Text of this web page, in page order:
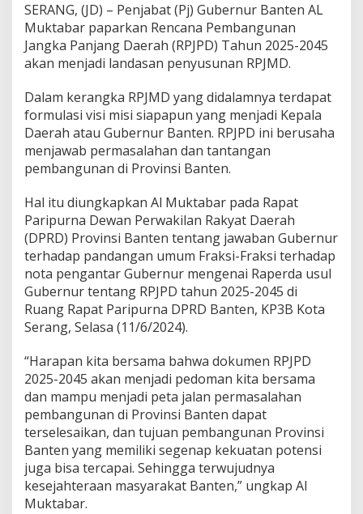
u
i
R
a
e
r
d
R
e
c
a
a
P
e
m
b
n
u
n
a
J
a
n
g
a
SERANG, (JD) – Penjabat (Pj) Gubernur Banten AL
Muktabar paparkan Rencana Pembangunan
Jangka Panjang Daerah (RPJPD) Tahun 2025-2045
akan menjadi landasan penyusunan RPJMD.
Dalam kerangka RPJMD yang didalamnya terdapat
formulasi visi misi siapapun yang menjadi Kepala
Daerah atau Gubernur Banten. RPJPD ini berusaha
menjawab permasalahan dan tantangan
pembangunan di Provinsi Banten.
Hal itu diungkapkan Al Muktabar pada Rapat
Paripurna Dewan Perwakilan Rakyat Daerah
(DPRD) Provinsi Banten tentang jawaban Gubernur
terhadap pandangan umum Fraksi-Fraksi terhadap
nota pengantar Gubernur mengenai Raperda usul
Gubernur tentang RPJPD tahun 2025-2045 di
Ruang Rapat Paripurna DPRD Banten, KP3B Kota
Serang, Selasa (11/6/2024).
“Harapan kita bersama bahwa dokumen RPJPD
2025-2045 akan menjadi pedoman kita bersama
dan mampu menjadi peta jalan permasalahan
pembangunan di Provinsi Banten dapat
terselesaikan, dan tujuan pembangunan Provinsi
Banten yang memiliki segenap kekuatan potensi
juga bisa tercapai. Sehingga terwujudnya
kesejahteraan masyarakat Banten,” ungkap Al
Muktabar.